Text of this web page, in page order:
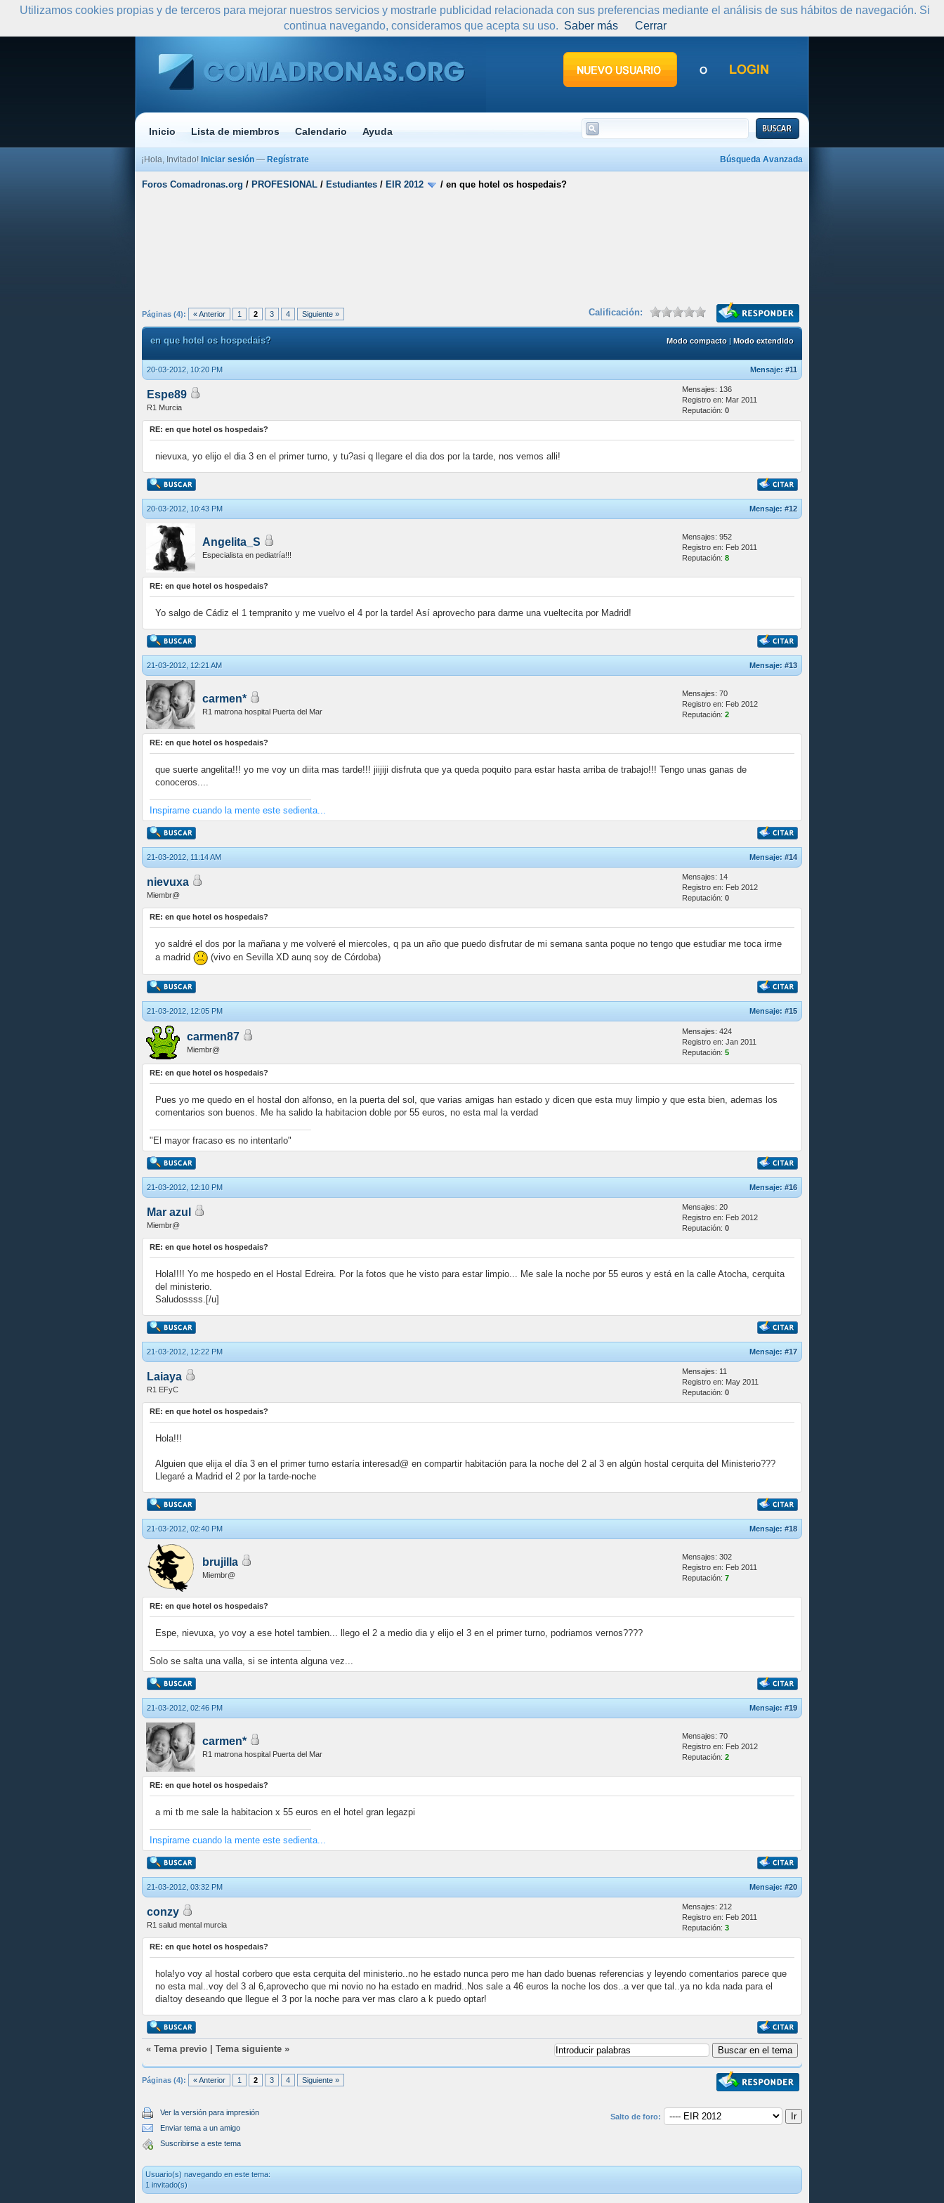
Inicio Lista de miembros Calendario Ayuda
Búsqueda Avanzada
¡Hola, Invitado! Iniciar sesión — Regístrate
Foros Comadronas.org / PROFESIONAL / Estudiantes / EIR 2012 / en que hotel os hospedais?
Páginas (4): « Anterior 1 2 3 4 Siguiente » Calificación:
Modo compacto|Modo extendido
en que hotel os hospedais?
20-03-2012, 10:20 PM Mensaje: #11
Espe89
R1 Murcia
Mensajes: 136
Registro en: Mar 2011
Reputación: 0
RE: en que hotel os hospedais?
nievuxa, yo elijo el dia 3 en el primer turno, y tu?asi q llegare el dia dos por la tarde, nos vemos alli!
20-03-2012, 10:43 PM Mensaje: #12
Angelita_S
Especialista en pediatría!!!
Mensajes: 952
Registro en: Feb 2011
Reputación: 8
RE: en que hotel os hospedais?
Yo salgo de Cádiz el 1 tempranito y me vuelvo el 4 por la tarde! Así aprovecho para darme una vueltecita por Madrid!
21-03-2012, 12:21 AM Mensaje: #13
carmen*
R1 matrona hospital Puerta del Mar
Mensajes: 70
Registro en: Feb 2012
Reputación: 2
RE: en que hotel os hospedais?
que suerte angelita!!! yo me voy un diita mas tarde!!! jiijiji disfruta que ya queda poquito para estar hasta arriba de trabajo!!! Tengo unas ganas de
conoceros....
Inspirame cuando la mente este sedienta...
21-03-2012, 11:14 AM Mensaje: #14
nievuxa
Miembr@
Mensajes: 14
Registro en: Feb 2012
Reputación: 0
RE: en que hotel os hospedais?
yo saldré el dos por la mañana y me volveré el miercoles, q pa un año que puedo disfrutar de mi semana santa poque no tengo que estudiar me toca irme
a madrid
(vivo en Sevilla XD aunq soy de Córdoba)
21-03-2012, 12:05 PM Mensaje: #15
carmen87
Miembr@
Mensajes: 424
Registro en: Jan 2011
Reputación: 5
RE: en que hotel os hospedais?
Pues yo me quedo en el hostal don alfonso, en la puerta del sol, que varias amigas han estado y dicen que esta muy limpio y que esta bien, ademas los
comentarios son buenos. Me ha salido la habitacion doble por 55 euros, no esta mal la verdad
"El mayor fracaso es no intentarlo"
21-03-2012, 12:10 PM Mensaje: #16
Mar azul
Miembr@
Mensajes: 20
Registro en: Feb 2012
Reputación: 0
RE: en que hotel os hospedais?
Hola!!!! Yo me hospedo en el Hostal Edreira. Por la fotos que he visto para estar limpio... Me sale la noche por 55 euros y está en la calle Atocha, cerquita
del ministerio.
Saludossss.[/u]
21-03-2012, 12:22 PM Mensaje: #17
Laiaya
R1 EFyC
Mensajes: 11
Registro en: May 2011
Reputación: 0
RE: en que hotel os hospedais?
Hola!!!
Alguien que elija el día 3 en el primer turno estaría interesad@ en compartir habitación para la noche del 2 al 3 en algún hostal cerquita del Ministerio???
Llegaré a Madrid el 2 por la tarde-noche
21-03-2012, 02:40 PM Mensaje: #18
brujilla
Miembr@
Mensajes: 302
Registro en: Feb 2011
Reputación: 7
RE: en que hotel os hospedais?
Espe, nievuxa, yo voy a ese hotel tambien... llego el 2 a medio dia y elijo el 3 en el primer turno, podriamos vernos????
Solo se salta una valla, si se intenta alguna vez...
21-03-2012, 02:46 PM Mensaje: #19
carmen*
R1 matrona hospital Puerta del Mar
Mensajes: 70
Registro en: Feb 2012
Reputación: 2
RE: en que hotel os hospedais?
a mi tb me sale la habitacion x 55 euros en el hotel gran legazpi
Inspirame cuando la mente este sedienta...
21-03-2012, 03:32 PM Mensaje: #20
conzy
R1 salud mental murcia
Mensajes: 212
Registro en: Feb 2011
Reputación: 3
RE: en que hotel os hospedais?
hola!yo voy al hostal corbero que esta cerquita del ministerio..no he estado nunca pero me han dado buenas referencias y leyendo comentarios parece que
no esta mal..voy del 3 al 6,aprovecho que mi novio no ha estado en madrid..Nos sale a 46 euros la noche los dos..a ver que tal..ya no kda nada para el
dia!toy deseando que llegue el 3 por la noche para ver mas claro a k puedo optar!
« Tema previo Tema siguiente »
Páginas (4): « Anterior 1 2 3 4 Siguiente »
Ver la versión para impresión
Enviar tema a un amigo
Suscribirse a este tema
Salto de foro:
Usuario(s) navegando en este tema:
1 invitado(s)
Utilizamos cookies propias y de terceros para mejorar nuestros servicios y mostrarle publicidad relacionada con sus preferencias mediante el análisis de sus hábitos de navegación. Si
continua navegando, consideramos que acepta su uso. Saber más Cerrar